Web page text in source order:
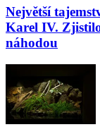
Největší
Karel IV.
náhodou